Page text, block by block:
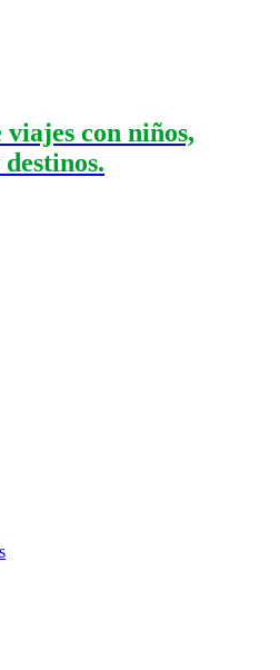
con niños,